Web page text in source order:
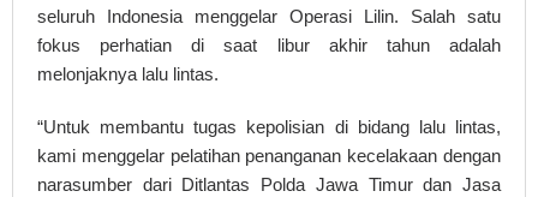
seluruh Indonesia menggelar Operasi Lilin. Salah satu
fokus perhatian di saat libur akhir tahun adalah
melonjaknya lalu lintas.
“Untuk membantu tugas kepolisian di bidang lalu lintas,
kami menggelar pelatihan penanganan kecelakaan dengan
narasumber dari Ditlantas Polda Jawa Timur dan Jasa